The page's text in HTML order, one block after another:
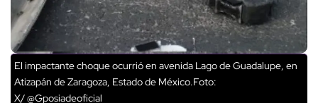
El impactante choque ocurrió en avenida Lago de Guadalupe, en
Atizapán de Zaragoza, Estado de México.Foto:
X/ @Gposiadeoficial